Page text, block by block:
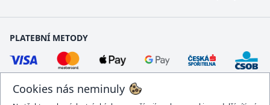
Cookies nás neminuly
PLATEBNÍ METODY